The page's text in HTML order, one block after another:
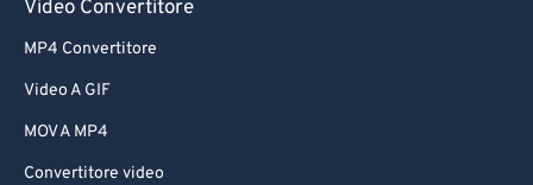
Video Convertitore
MP4 Convertitore
Video A GIF
MOV A MP4
Convertitore video